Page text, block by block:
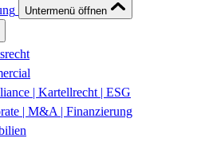
Untermenü öffnen
| Kartellrecht | ESG
| M&A | Finanzierung